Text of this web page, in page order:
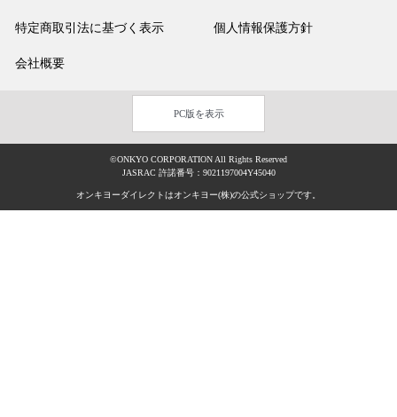
特定商取引法に基づく表示 個人情報保護方針
会社概要
PC版を表示
©ONKYO CORPORATION All Rights Reserved
JASRAC 許諾番号：9021197004Y45040
オンキヨーダイレクトはオンキヨー(株)の公式ショップです。